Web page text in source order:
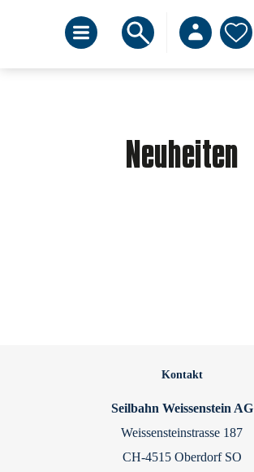
Neuheiten
Kontakt
Seilbahn Weissenstein AG
Weissensteinstrasse 187
CH-4515 Oberdorf SO